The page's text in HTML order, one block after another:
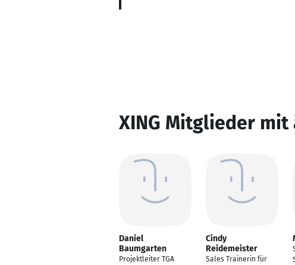
XING Mitglieder
Daniel
Baumgarten
Projektleiter TGA
Cindy
Reidemeister
Sales Trainerin für